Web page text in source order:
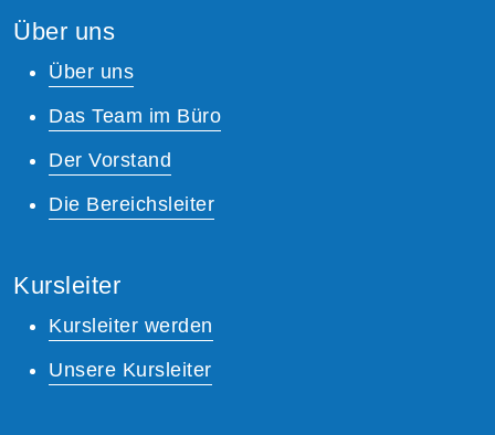
Über uns
Über uns
Das Team im Büro
Der Vorstand
Die Bereichsleiter
Kursleiter
Kursleiter werden
Unsere Kursleiter